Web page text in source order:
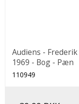
Audiens -
1969 - Bog - Pæn
110949